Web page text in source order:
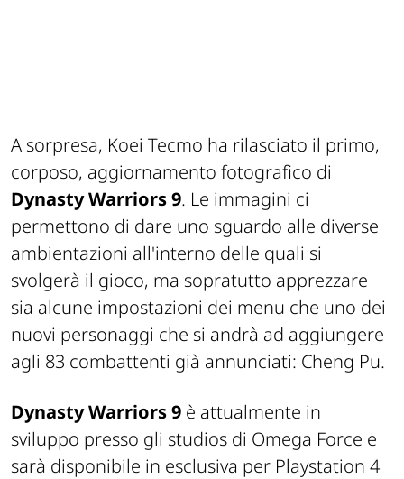
A sorpresa, Koei Tecmo ha rilasciato il primo,
corposo, aggiornamento fotografico di
Dynasty Warriors 9. Le immagini ci
permettono di dare uno sguardo alle diverse
ambientazioni all'interno delle quali si
svolgerà il gioco, ma sopratutto apprezzare
sia alcune impostazioni dei menu che uno dei
nuovi personaggi che si andrà ad aggiungere
agli 83 combattenti già annunciati: Cheng Pu.
Dynasty Warriors 9 è attualmente in
sviluppo presso gli studios di Omega Force e
sarà disponibile in esclusiva per Playstation 4